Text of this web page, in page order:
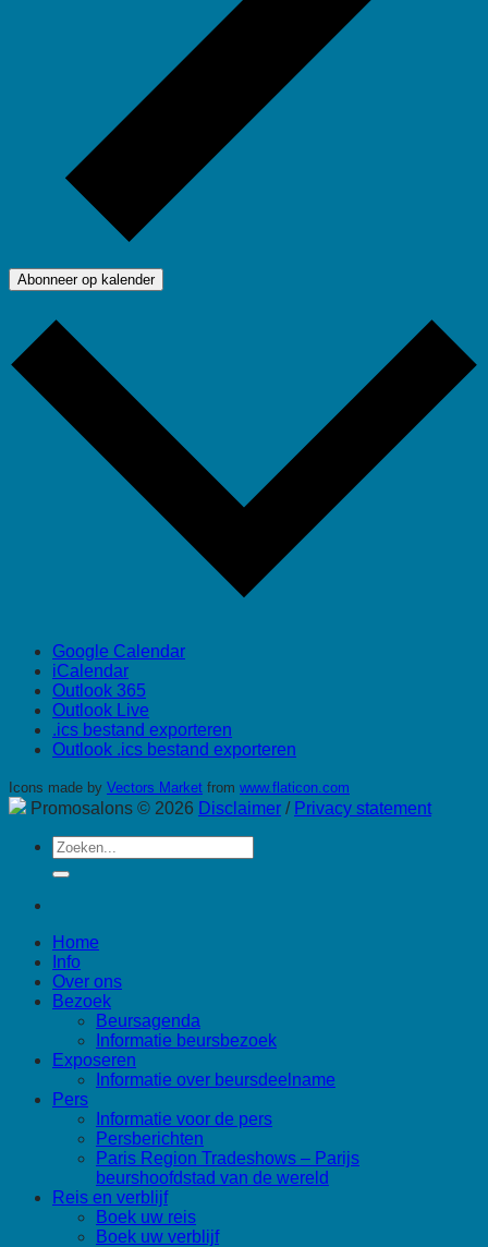
Abonneer op kalender
Google Calendar
iCalendar
Outlook 365
Outlook Live
.ics bestand exporteren
Outlook .ics bestand exporteren
Icons made by Vectors Market from www.flaticon.com
Promosalons © 2026 Disclaimer / Privacy statement
Zoeken
naar:
Home
Info
Over ons
Bezoek
Beursagenda
Informatie beursbezoek
Exposeren
Informatie over beursdeelname
Pers
Informatie voor de pers
Persberichten
Paris Region Tradeshows – Parijs
beurshoofdstad van de wereld
Reis en verblijf
Boek uw reis
Boek uw verblijf